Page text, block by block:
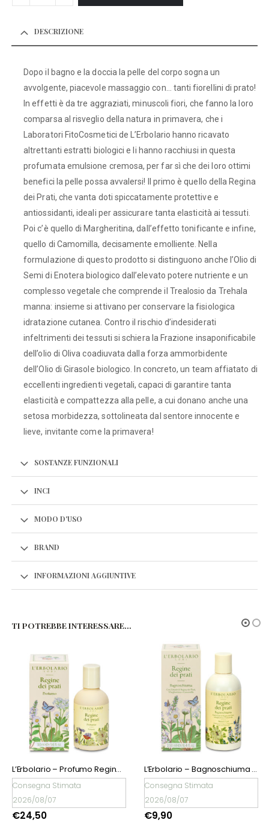
DESCRIZIONE
Dopo il bagno e la doccia la pelle del corpo sogna un
avvolgente, piacevole massaggio con… tanti fiorellini di prato!
In effetti è da tre aggraziati, minuscoli fiori, che fanno la loro
comparsa al risveglio della natura in primavera, che i
Laboratori FitoCosmetici de L’Erbolario hanno ricavato
altrettanti estratti biologici e li hanno racchiusi in questa
profumata emulsione cremosa, per far sì che dei loro ottimi
benefici la pelle possa avvalersi! Il primo è quello della Regina
dei Prati, che vanta doti spiccatamente protettive e
antiossidanti, ideali per assicurare tanta elasticità ai tessuti.
Poi c’è quello di Margheritina, dall’effetto tonificante e infine,
quello di Camomilla, decisamente emolliente. Nella
formulazione di questo prodotto si distinguono anche l’Olio di
Semi di Enotera biologico dall’elevato potere nutriente e un
complesso vegetale che comprende il Trealosio da Trehala
manna: insieme si attivano per conservare la fisiologica
idratazione cutanea. Contro il rischio d’indesiderati
infeltrimenti dei tessuti si schiera la Frazione insaponificabile
dell’olio di Oliva coadiuvata dalla forza ammorbidente
dell’Olio di Girasole biologico. In concreto, un team affiatato di
eccellenti ingredienti vegetali, capaci di garantire tanta
elasticità e compattezza alla pelle, a cui donano anche una
setosa morbidezza, sottolineata dal sentore innocente e
lieve, invitante come la primavera!
SOSTANZE FUNZIONALI
INCI
MODO D'USO
BRAND
INFORMAZIONI AGGIUNTIVE
TI POTREBBE INTERESSARE…
Consegna Stimata
2026/08/07
€9,90
ESAURITO
€20,50